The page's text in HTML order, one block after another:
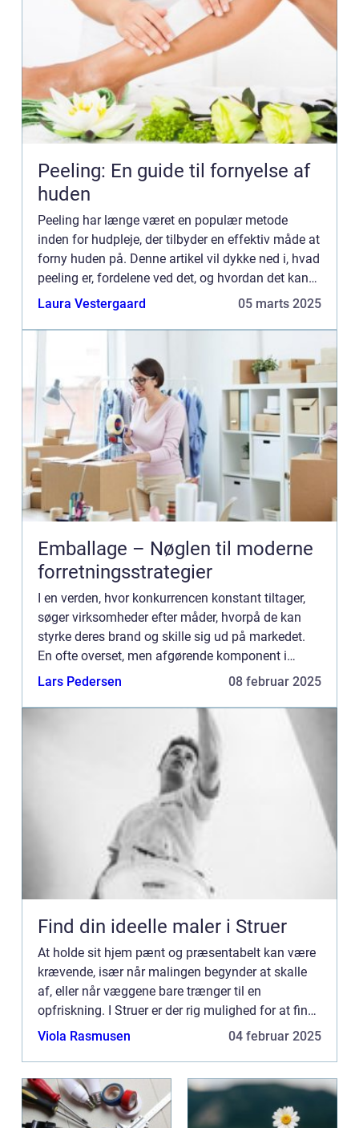
Peeling: En guide til fornyelse af
huden
Peeling har længe været en populær metode
inden for hudpleje, der tilbyder en effektiv måde at
forny huden på. Denne artikel vil dykke ned i, hvad
peeling er, fordelene ved det, og hvordan det kan
integreres i en effekti...
Laura Vestergaard 05 marts 2025
Emballage – Nøglen til moderne
forretningsstrategier
I en verden, hvor konkurrencen konstant tiltager,
søger virksomheder efter måder, hvorpå de kan
styrke deres brand og skille sig ud på markedet.
En ofte overset, men afgørende komponent i
denne sammenhæng er emba...
Lars Pedersen 08 februar 2025
Find din ideelle maler i Struer
At holde sit hjem pænt og præsentabelt kan være
krævende, især når malingen begynder at skalle
af, eller når væggene bare trænger til en
opfriskning. I Struer er der rig mulighed for at finde
prof...
Viola Rasmusen 04 februar 2025